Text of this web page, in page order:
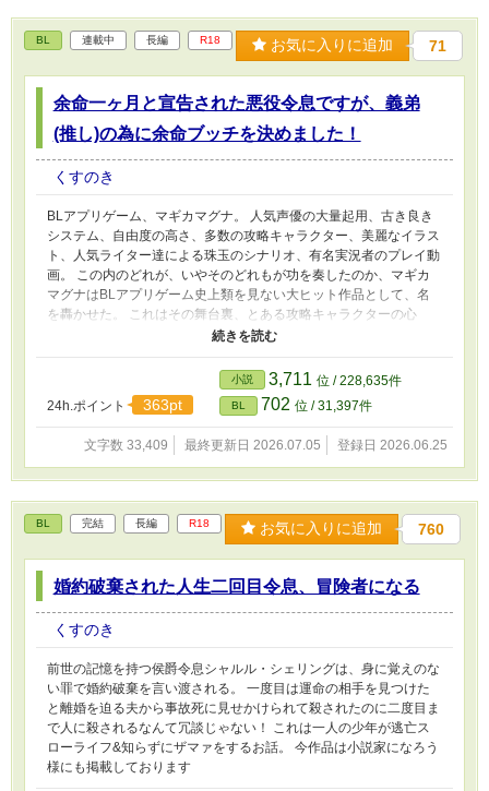
BL 連載中 長編 R18 お気に入りに追加 71
余命一ヶ月と宣告された悪役令息ですが、義弟
(推し)の為に余命ブッチを決めました！
くすのき
BLアプリゲーム、マギカマグナ。 人気声優の大量起用、古き良き
システム、自由度の高さ、多数の攻略キャラクター、美麗なイラス
ト、人気ライター達による珠玉のシナリオ、有名実況者のプレイ動
画。 この内のどれが、いやそのどれもが功を奏したのか、マギカ
マグナはBLアプリゲーム史上類を見ない大ヒット作品として、名
を轟かせた。 これはその舞台裏、とある攻略キャラクターの心
に、深く刻まれることになる一人の脇役兼悪役令息の物語。 七歳
24h.ポイント 363pt
小説 3,711 位 / 228,635件
BL 702 位 / 31,397件
文字数 33,409 最終更新日 2026.07.05 登録日 2026.06.25
BL 完結 長編 R18 お気に入りに追加 760
婚約破棄された人生二回目令息、冒険者になる
くすのき
前世の記憶を持つ侯爵令息シャルル・シェリングは、身に覚えのな
い罪で婚約破棄を言い渡される。 一度目は運命の相手を見つけた
と離婚を迫る夫から事故死に見せかけられて殺されたのに二度目ま
で人に殺されるなんて冗談じゃない！ これは一人の少年が逃亡ス
ローライフ&知らずにザマァをするお話。 今作品は小説家になろう
様にも掲載しております